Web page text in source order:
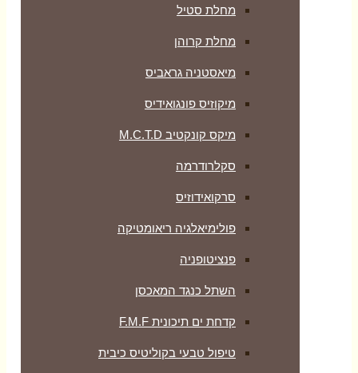
מחלת סטיל
מחלת קרוהן
מיאסטניה גראביס
מיקוזיס פונגואידיס
מיקס קונקטיב M.C.T.D
סקלרודרמה
סרקואידוזיס
פולימיאלגיה ריאומטיקה
‏פנציטופניה
השתל כנגד המאכסן
קדחת ים תיכונית F.M.F
טיפול טבעי בקוליטיס כיבית